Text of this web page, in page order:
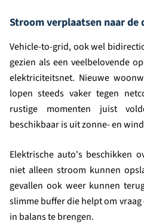
Stroom verplaatsen naar de
Vehicle-to-grid, ook wel
gezien als een veelbelovende
elektriciteitsnet. Nieuwe
lopen steeds vaker tegen
rustige momenten juist
beschikbaar is uit zonne- en
Elektrische auto's beschikken
niet alleen stroom kunnen
gevallen ook weer kunnen
slimme buffer die helpt om
in balans te brengen.